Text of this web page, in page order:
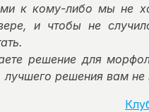
к кому-либо мы не
и чтобы не
решение для
лучшего решения вам